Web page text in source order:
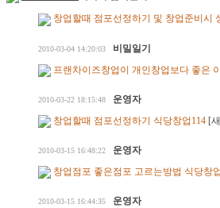
창업할때 점포선정하기 및 창업준비시
2010-03-04 14:20:03
비밀일기
프랜차이즈창업이 개인창업보다 좋은
2010-03-22 18:15:48
운영자
창업할때 점포선정하기 식당창업114 [
2010-03-15 16:48:22
운영자
창업점포 좋은점포 고르는방법 식당창
2010-03-15 16:44:35
운영자